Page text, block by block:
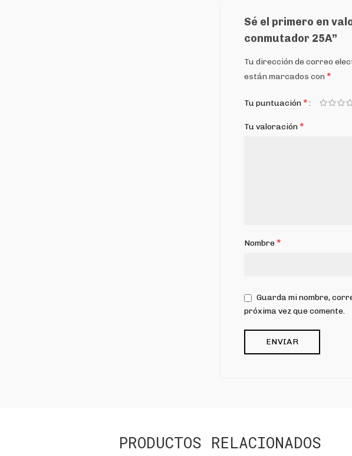
Sé el primero en
conmutador 25A”
Tu dirección de correo
están marcados con *
Tu puntuación*
Tu valoración*
Nombre*
Guarda mi nombre,
próxima vez que comente.
PRODUCTOS RELACIONADOS